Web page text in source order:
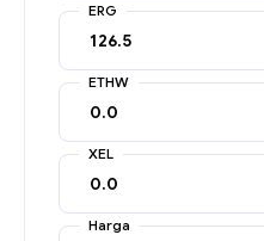
ERG
ETHW
XEL
Harga